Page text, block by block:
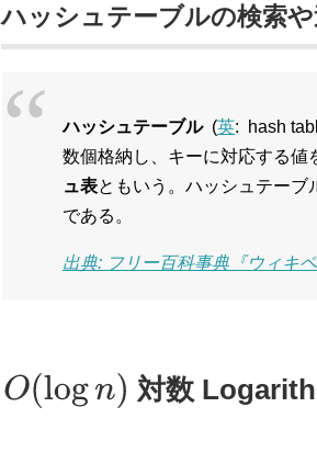
ハッシュテーブルの検索
ハッシュテーブル(英: hash
数個格納し、キーに対応する値
ュ表ともいう。ハッシュテーブ
である。
出典: フリー百科事典『ウィキ
O(logn) 対数